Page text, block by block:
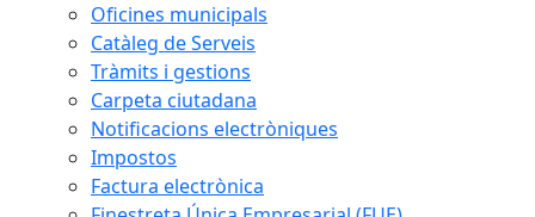
Oficines municipals
Catàleg de Serveis
Tràmits i gestions
Carpeta ciutadana
Notificacions electròniques
Impostos
Factura electrònica